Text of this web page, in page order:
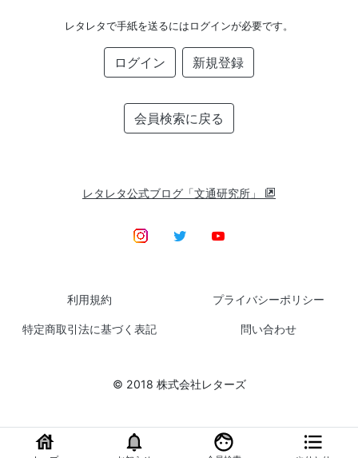
レタレタで手紙を送るにはログインが必要です。
ログイン 新規登録
会員検索に戻る
レタレタ公式ブログ「文通研究所」
利用規約 プライバシーポリシー
特定商取引法に基づく表記 問い合わせ
© 2018 株式会社レターズ